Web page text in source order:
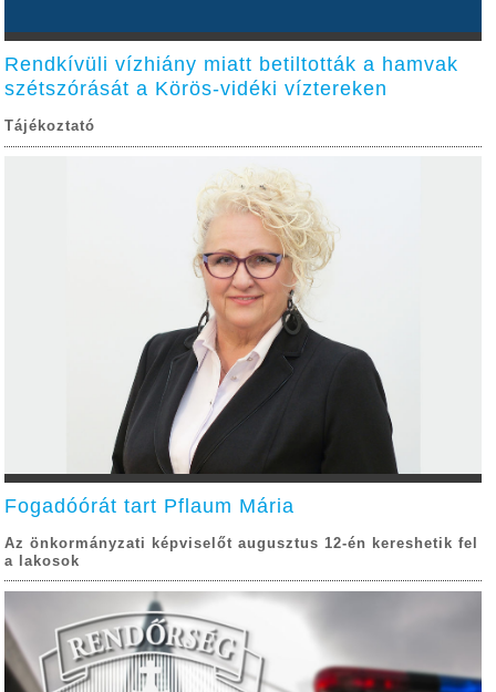
Rendkívüli vízhiány miatt betiltották a hamvak
szétszórását a Körös-vidéki víztereken
Tájékoztató
Fogadóórát tart Pflaum Mária
Az önkormányzati képviselőt augusztus 12-én kereshetik fel
a lakosok